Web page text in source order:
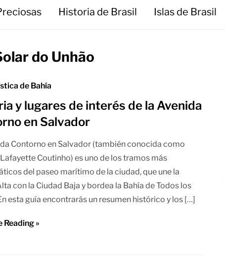
Historia de Brasil Islas de Brasil
do Unhão
de Bahía
y lugares de interés de la Avenida
en Salvador
Contorno en Salvador (también conocida como
Coutinho) es uno de los tramos más
del paseo marítimo de la ciudad, que une la
con la Ciudad Baja y bordea la Bahía de Todos los
esta guía encontrarás un resumen histórico y los […]
Reading »